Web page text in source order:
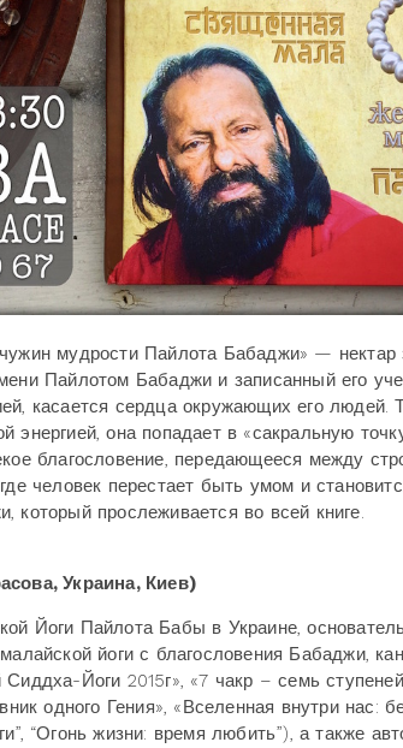
мудрости Пайлота Бабаджи» —
Пайлотом Бабаджи и записанный его
касается сердца окружающих его людей.
энергией, она попадает в «сакральную
благословение, передающееся между
человек перестает быть умом и
который прослеживается во всей книге.
Украина, Киев)
Йоги Пайлота Бабы в Украине,
йоги с благословения Бабаджи,
Сиддха-Йоги 2015г», «7 чакр – семь
одного Гения», «Вселенная внутри нас:
“Огонь жизни: время любить”), а также